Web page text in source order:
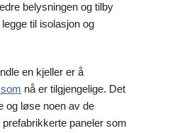
belysningen og tilby
til isolasjon og
en kjeller er å
nå er tilgjengelige. Det
og løse noen av de
paneler som